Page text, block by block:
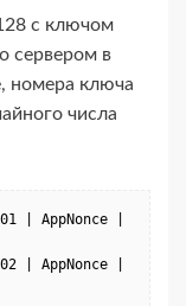
с ключом
сервером в
номера ключа
числа
| AppNonce |
| AppNonce |